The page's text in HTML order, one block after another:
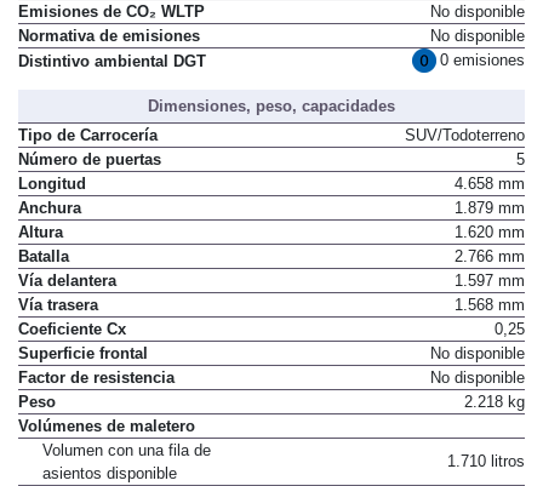
Emisiones de CO₂ WLTP
No disponible
Normativa de emisiones
No disponible
Distintivo ambiental DGT
0 emisiones
Dimensiones, peso, capacidades
Tipo de Carrocería
SUV/Todoterreno
Número de puertas
5
Longitud
4.658 mm
Anchura
1.879 mm
Altura
1.620 mm
Batalla
2.766 mm
Vía delantera
1.597 mm
Vía trasera
1.568 mm
Coeficiente Cx
0,25
Superficie frontal
No disponible
Factor de resistencia
No disponible
Peso
2.218 kg
Volúmenes de maletero
Volumen con una fila de
asientos disponible
1.710 litros